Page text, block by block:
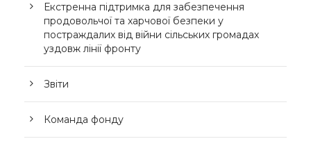
Екстренна підтримка для забезпечення
продовольчої та харчової безпеки у
постраждалих від війни сільських громадах
уздовж лінії фронту
Звіти
Команда фонду